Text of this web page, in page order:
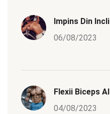
Impins Din
06/08/2023
Flexii Biceps
04/08/2023